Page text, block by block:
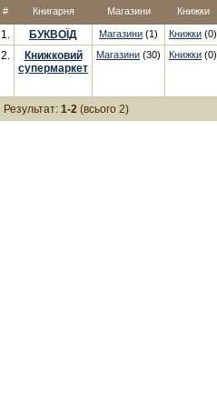
# Книгарня Магазини Книжки
1. БУКВОЇД Магазини (1) Книжки (0)
2.
Книжковий
супермаркет
Магазини (30) Книжки (0)
Результат: 1-2 (всього 2)